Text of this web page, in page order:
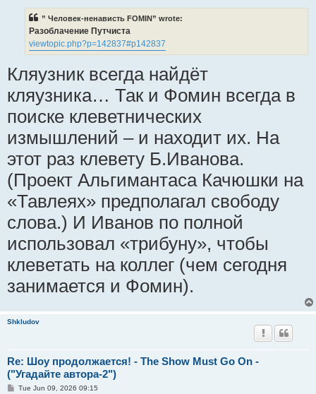
” Человек-ненависть FOMIN” wrote:
Разоблачение Путчиста
viewtopic.php?p=142837#p142837
Кляузник всегда найдёт
кляузника… Так и Фомин всегда в
поиске клеветнических
измышлений – и находит их. На
этот раз клевету Б.Иванова.
(Проект Альгимантаса Качюшки на
«Тавлеях» предполагал свободу
слова.) И Иванов по полной
использовал «трибуну», чтобы
клеветать на коллег (чем сегодня
занимается и Фомин).
Shkludov
Re: Шоу продолжается! - The Show Must Go On -
("Угадайте автора-2")
PTue Jun 09, 2026 09:15